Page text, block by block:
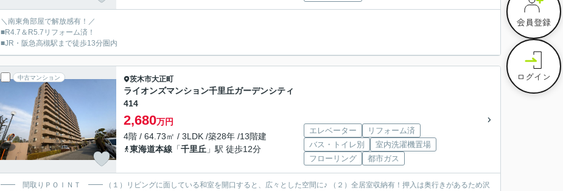
＼南東角部屋で解放感有！／
■R4.7＆R5.7リフォーム済！
■JR・阪急高槻駅まで徒歩13分圏内
中古マンション 茨木市大正町
ライオンズマンション千里丘ガーデンシティ
414
2,680万円
4階 / 64.73㎡ / 3LDK /築28年 /13階建
東海道本線 「千里丘 」駅 徒歩12分
エレベーター
リフォーム済
バス・トイレ別
室内洗濯機置場
フローリング
都市ガス
━━ 間取りＰＯＩＮＴ ━━ （１）リビングに面している和室を開口すると、広々とした空間に♪ （２）全居室収納有！押入は奥行きがあるため沢
会員登録
ログイン